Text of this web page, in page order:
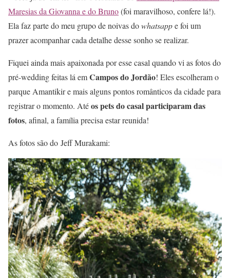
Maresias da Giovanna e do Bruno(foi maravilhoso, confere lá!).
Ela faz parte do meu grupo de noivas dowhatsappe foi um
prazer acompanhar cada detalhe desse sonho se realizar.
Fiquei ainda mais apaixonada por esse casal quando vi as fotos do
pré-wedding feitas lá emCampos do Jordão! Eles escolheram o
parque Amantikir e mais alguns pontos românticos da cidade para
registrar o momento. Atéos pets do casal participaram das
fotos, afinal, a família precisa estar reunida!
As fotos são do Jeff Murakami: